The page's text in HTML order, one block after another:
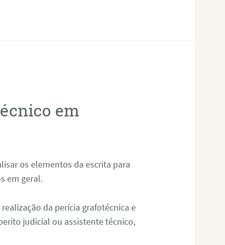
em
os elementos da escrita para
em geral.
da perícia grafotécnica e
judicial ou assistente técnico,